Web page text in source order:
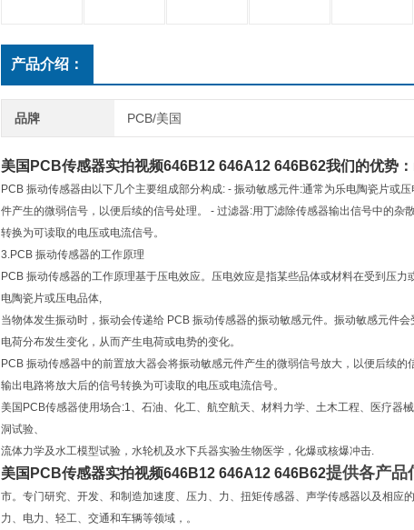
产品介绍：
品牌 PCB/美国
美国PCB传感器实拍视频646B12 646A12 646B62我们的优势：
PCB 振动传感器由以下几个主要组成部分构成: - 振动敏感元件:通常为乐电陶瓷片或
件产生的微弱信号，以便后续的信号处理。 - 过滤器:用丁滤除传感器输出信号中的
转换为可读取的电压或电流信号。
3.PCB 振动传感器的工作原理
PCB 振动传感器的工作原理基于压电效应。压电效应是指某些品体或材料在受到压
电陶瓷片或压电品体,
当物体发生振动时，振动会传递给 PCB 振动传感器的振动敏感元件。振动敏感元件
电荷分布发生变化，从而产生电荷或电势的变化。
PCB 振动传感器中的前置放大器会将振动敏感元件产生的微弱信号放大，以便后续
输出电路将放大后的信号转换为可读取的电压或电流信号。
美国PCB传感器使用场合:1、石油、化工、航空航天、材料力学、土木工程、医疗器
洞试验、
流体力学及水工模型试验，水轮机及水下兵器实验生物医学，化爆或核爆冲击.
美国PCB传感器实拍视频646B12 646A12 646B62提供各产品
市。专门研究、开发、和制造加速度、压力、力、扭矩传感器、声学传感器以及相
力、电力、轻工、交通和车辆等领域，。